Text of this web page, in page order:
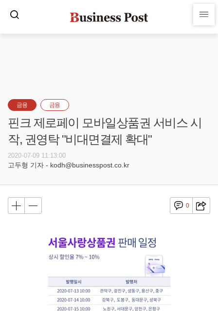
금융 금융
핀크 제로페이 모바일상품권 서비스 시
작, 권영탁 "비대면결제 확대"
2020-07-09 11:13:00
고두형 기자 - kodh@businesspost.co.kr
0